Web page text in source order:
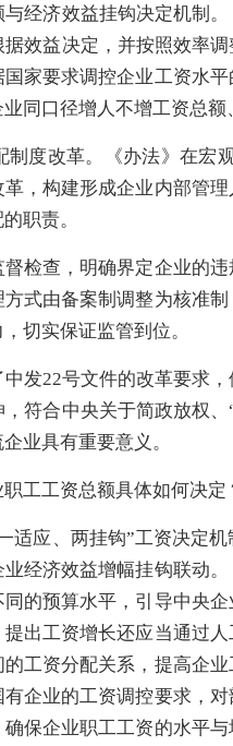
经济效益挂钩决定机制
效益决定，并按照效率
国家要求调控企业工资水
同口径增人不增工资总
制度改革。《办法》在
，构建形成企业内部管
职责。
检查，明确界定企业的
式由备案制调整为核准
切实保证监管到位。
发22号文件的改革要求
符合中央关于简政放权
业具有重要意义。
工工资总额具体如何决定
适应、两挂钩”工资决定
经济效益增幅挂钩联动
的预算水平，引导中央
出工资增长还应当通过
工资分配关系，提高企
企业的工资调控要求，
保企业职工工资的水平